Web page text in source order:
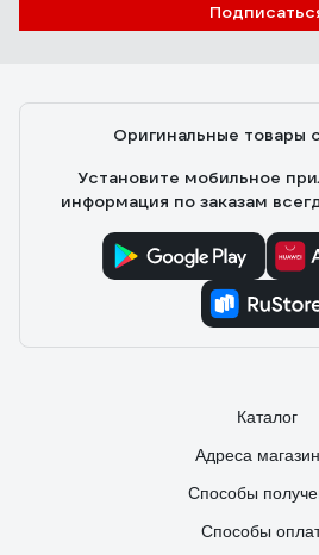
Оригинальные товары
Установите мобильное
информация по заказам
Каталог
Адреса
Способы
Способы